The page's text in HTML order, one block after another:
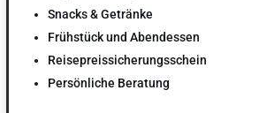
Snacks & Getränke
Frühstück und Abendessen
Reisepreissicherungs­schein
Persönliche Beratung